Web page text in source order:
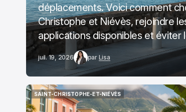
déplacements. Voici comment
Christophe et Niévès, rejoindre
applications disponibles et éviter
juil. 19, 2026 par Lisa
SAINT-CHRISTOPHE-ET-NIÉVÈS
SAINT-CHRISTOPHE-ET-NIÉVÈS